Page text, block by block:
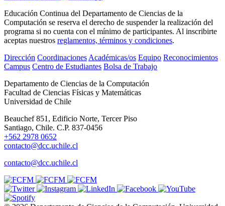
Educación Continua del Departamento de Ciencias de la
Computación se reserva el derecho de suspender la realización del
programa si no cuenta con el mínimo de participantes. Al inscribirte
aceptas nuestros reglamentos, términos y condiciones.
Dirección Coordinaciones Académicas/os Equipo Reconocimientos
Campus Centro de Estudiantes Bolsa de Trabajo
Departamento de Ciencias de la Computación
Facultad de Ciencias Físicas y Matemáticas
Universidad de Chile
Beauchef 851, Edificio Norte, Tercer Piso
Santiago, Chile. C.P. 837-0456
+562 2978 0652
contacto@dcc.uchile.cl
contacto@dcc.uchile.cl